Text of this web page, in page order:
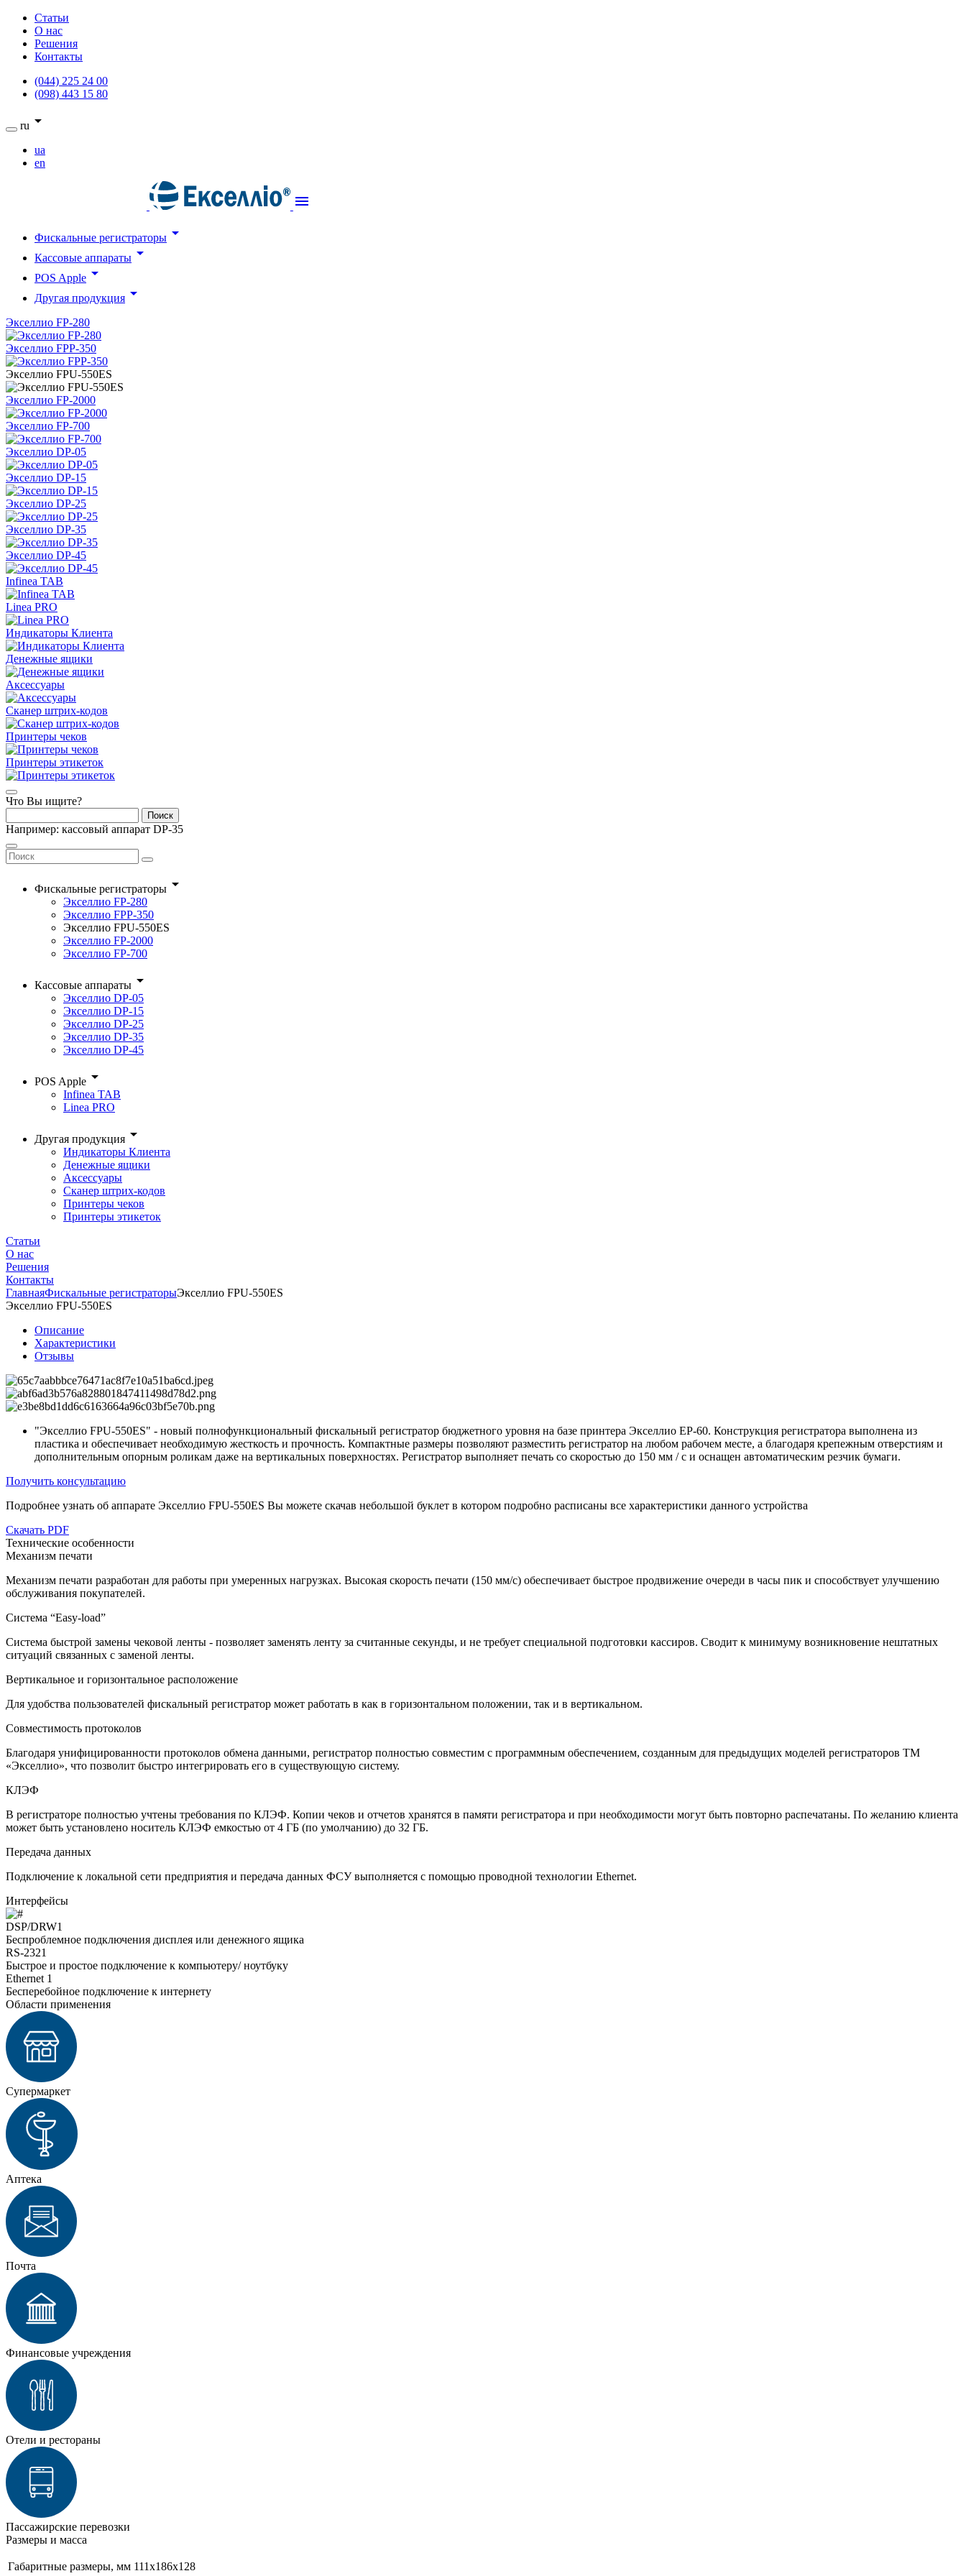
Статьи
О нас
Решения
Контакты
(044) 225 24 00
(098) 443 15 80
ru arrow_drop_down
ua
en
menu
Фискальные регистраторы arrow_drop_down
Кассовые аппараты arrow_drop_down
POS Apple arrow_drop_down
Другая продукция arrow_drop_down
Экселлио FP-280
Экселлио FPP-350
Экселлио FPU-550ES
Экселлио FP-2000
Экселлио FP-700
Экселлио DP-05
Экселлио DP-15
Экселлио DP-25
Экселлио DP-35
Экселлио DP-45
Infinea TAB
Linea PRO
Индикаторы Клиента
Денежные ящики
Аксессуары
Сканер штрих-кодов
Принтеры чеков
Принтеры этикеток
Что Вы ищите?
Поиск
Например: кассовый аппарат DP-35
Фискальные регистраторы arrow_drop_down
Экселлио FP-280
Экселлио FPP-350
Экселлио FPU-550ES
Экселлио FP-2000
Экселлио FP-700
Кассовые аппараты arrow_drop_down
Экселлио DP-05
Экселлио DP-15
Экселлио DP-25
Экселлио DP-35
Экселлио DP-45
POS Apple arrow_drop_down
Infinea TAB
Linea PRO
Другая продукция arrow_drop_down
Индикаторы Клиента
Денежные ящики
Аксессуары
Сканер штрих-кодов
Принтеры чеков
Принтеры этикеток
Статьи
О нас
Решения
Контакты
ГлавнаяФискальные регистраторыЭкселлио FPU-550ES
Экселлио FPU-550ES
Описание
Характеристики
Отзывы
"Экселлио FPU-550ES" - новый полнофункциональный фискальный регистратор бюджетного уровня на базе принтера Экселлио ЕР-60. Конструкция регистратора выполнена из
пластика и обеспечивает необходимую жесткость и прочность. Компактные размеры позволяют разместить регистратор на любом рабочем месте, а благодаря крепежным отверстиям и
дополнительным опорным роликам даже на вертикальных поверхностях. Регистратор выполняет печать со скоростью до 150 мм / с и оснащен автоматическим резчик бумаги.
Получить консультацию
Подробнее узнать об аппарате Экселлио FPU-550ES Вы можете скачав небольшой буклет в котором подробно расписаны все характеристики данного устройства
Скачать PDF
Технические особенности
Механизм печати
Механизм печати разработан для работы при умеренных нагрузках. Высокая скорость печати (150 мм/с) обеспечивает быстрое продвижение очереди в часы пик и способствует улучшению
обслуживания покупателей.
Система “Easy-load”
Система быстрой замены чековой ленты - позволяет заменять ленту за считанные секунды, и не требует специальной подготовки кассиров. Сводит к минимуму возникновение нештатных
ситуаций связанных с заменой ленты.
Вертикальное и горизонтальное расположение
Для удобства пользователей фискальный регистратор может работать в как в горизонтальном положении, так и в вертикальном.
Совместимость протоколов
Благодаря унифицированности протоколов обмена данными, регистратор полностью совместим с программным обеспечением, созданным для предыдущих моделей регистраторов ТМ
«Экселлио», что позволит быстро интегрировать его в существующую систему.
КЛЭФ
В регистраторе полностью учтены требования по КЛЭФ. Копии чеков и отчетов хранятся в памяти регистратора и при необходимости могут быть повторно распечатаны. По желанию клиента
может быть установлено носитель КЛЭФ емкостью от 4 ГБ (по умолчанию) до 32 ГБ.
Передача данных
Подключение к локальной сети предприятия и передача данных ФСУ выполняется с помощью проводной технологии Ethernet.
Интерфейсы
DSP/DRW1
Беспроблемное подключения дисплея или денежного ящика
RS-2321
Быстрое и простое подключение к компьютеру/ ноутбуку
Ethernet 1
Бесперебойное подключение к интернету
Области применения
Супермаркет
Аптека
Почта
Финансовые учреждения
Отели и рестораны
Пассажирские перевозки
Размеры и масса
Габаритные размеры, мм 111х186х128